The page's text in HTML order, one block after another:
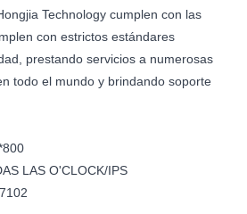
Technology cumplen con las
con estrictos estándares
prestando servicios a numerosas
todo el mundo y brindando soporte
LAS O'CLOCK/IPS